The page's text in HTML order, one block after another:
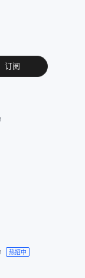
订阅
热招中